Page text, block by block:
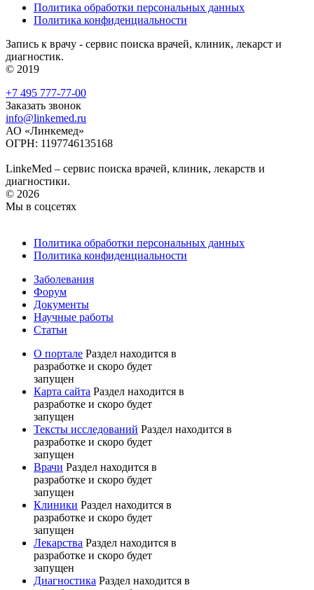
Политика обработки персональных данных
Политика конфиденциальности
Запись к врачу - сервис поиска врачей, клиник, лекарст и
диагностик.
© 2019
+7 495 777-77-00
Заказать звонок
info@linkemed.ru
АО «Линкемед»
ОГРН: 1197746135168
LinkeMed – сервис поиска врачей, клиник, лекарств и
диагностики.
© 2026
Мы в соцсетях
Политика обработки персональных данных
Политика конфиденциальности
Заболевания
Форум
Документы
Научные работы
Статьи
О портале Раздел находится в
разработке и скоро будет
запущен
Карта сайта Раздел находится в
разработке и скоро будет
запущен
Тексты исследований Раздел находится в
разработке и скоро будет
запущен
Врачи Раздел находится в
разработке и скоро будет
запущен
Клиники Раздел находится в
разработке и скоро будет
запущен
Лекарства Раздел находится в
разработке и скоро будет
запущен
Диагностика Раздел находится в